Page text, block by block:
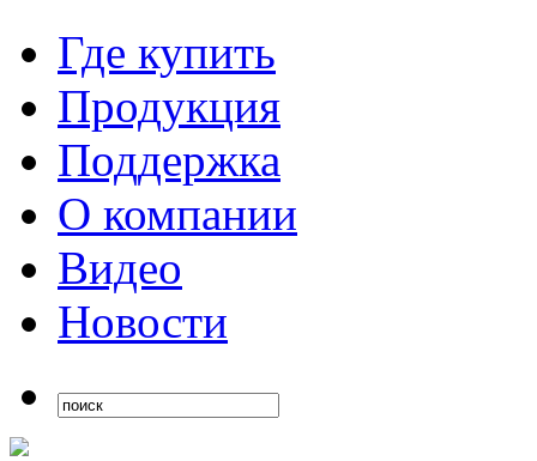
Где купить
Продукция
Поддержка
О компании
Видео
Новости